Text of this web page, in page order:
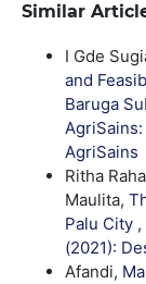
Similar
I Gde
and
Baruga
AgriSains
Ritha
Maulita,
Palu City ,
(2021):
Afandi,